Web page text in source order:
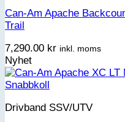
Can-Am Apache
Trail
7,290.00 kr inkl. moms
Nyhet
Snabbkoll
Drivband SSV/UTV